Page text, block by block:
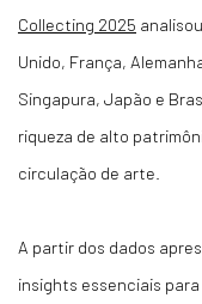
Collecting 2025
Unido, França,
Singapura, Japão e
riqueza de alto
circulação de arte.
A partir dos dados
insights essenciais